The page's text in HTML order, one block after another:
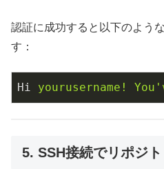
認証に成功すると以下のよう
す：
Hi yourusername!
5. SSH接続でリポジ